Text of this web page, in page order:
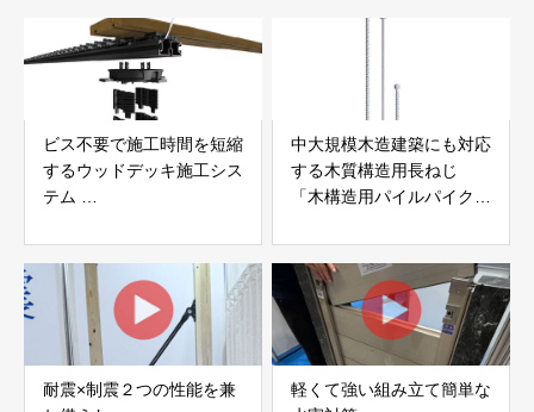
ビス不要で施工時間を短縮
するウッドデッキ施工シス
テム
JAPAN
中大規模木造建築にも対応
する木質構造用長ねじ
「木構造用パイルパイクビ
耐震×制震２つの性能を兼
軽くて強い組み立て簡単な